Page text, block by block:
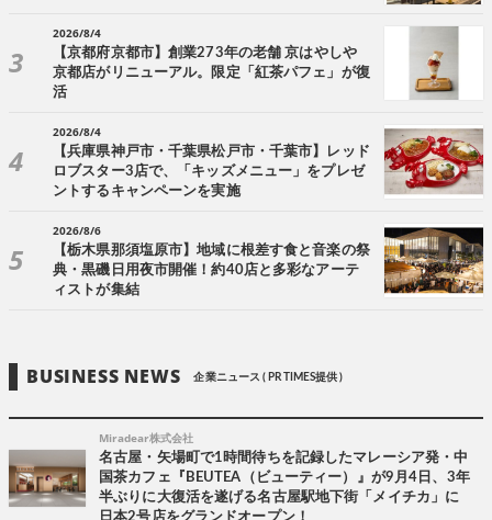
2026/8/4
【京都府京都市】創業273年の老舗 京はやしや
京都店がリニューアル。限定「紅茶パフェ」が復
活
2026/8/4
【兵庫県神戸市・千葉県松戸市・千葉市】レッド
ロブスター3店で、「キッズメニュー」をプレゼ
ントするキャンペーンを実施
2026/8/6
【栃木県那須塩原市】地域に根差す食と音楽の祭
典・黒磯日用夜市開催！約40店と多彩なアーテ
ィストが集結
BUSINESS NEWS 企業ニュース ( PR TIMES提供 )
Miradear株式会社
名古屋・矢場町で1時間待ちを記録したマレーシア発・中
国茶カフェ『BEUTEA（ビューティー）』が9月4日、3年
半ぶりに大復活を遂げる名古屋駅地下街「メイチカ」に